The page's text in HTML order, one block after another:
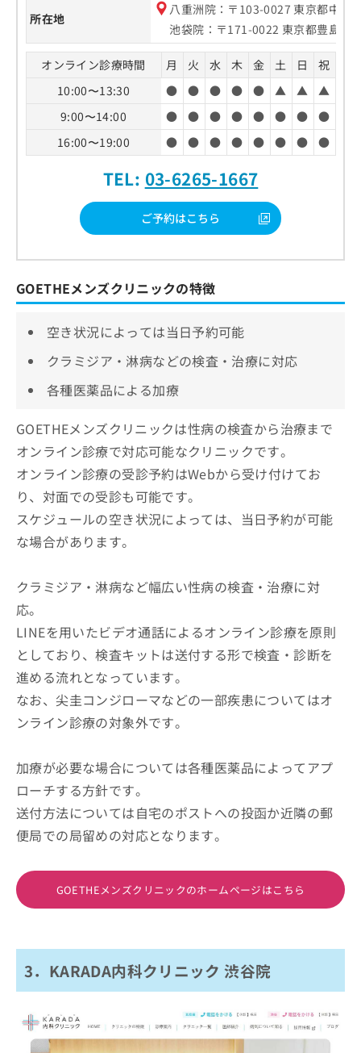
所在地
八重洲院：〒103-0027 東京都中央
池袋院：〒171-0022 東京都豊島区
オンライン診療時間 月 火 水 木 金 土 日
祝
10:00〜13:30
● ● ● ● ● ▲ ▲
▲
9:00〜14:00
● ● ● ● ● ● ●
●
16:00〜19:00
● ● ● ● ● ● ● ●
TEL: 03-6265-1667
ご予約はこちら
GOETHEメンズクリニックの特徴
空き状況によっては当日予約可能
クラミジア・淋病などの検査・治療に対応
各種医薬品による加療
GOETHEメンズクリニックは性病の検査から治療まで
オンライン診療で対応可能なクリニックです。
オンライン診療の受診予約はWebから受け付けてお
り、対面での受診も可能です。
スケジュールの空き状況によっては、当日予約が可能
な場合があります。
クラミジア・淋病など幅広い性病の検査・治療に対
応。
LINEを用いたビデオ通話によるオンライン診療を原則
としており、検査キットは送付する形で検査・診断を
進める流れとなっています。
なお、尖圭コンジローマなどの一部疾患についてはオ
ンライン診療の対象外です。
加療が必要な場合については各種医薬品によってアプ
ローチする方針です。
送付方法については自宅のポストへの投函か近隣の郵
便局での局留めの対応となります。
GOETHEメンズクリニックのホームページはこちら
3．KARADA内科クリニック 渋谷院